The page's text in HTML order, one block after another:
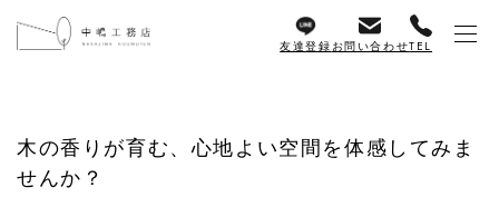
友達登録お問い合わせTEL
木の香りが育む、心地よい空間を体感してみま
せんか？